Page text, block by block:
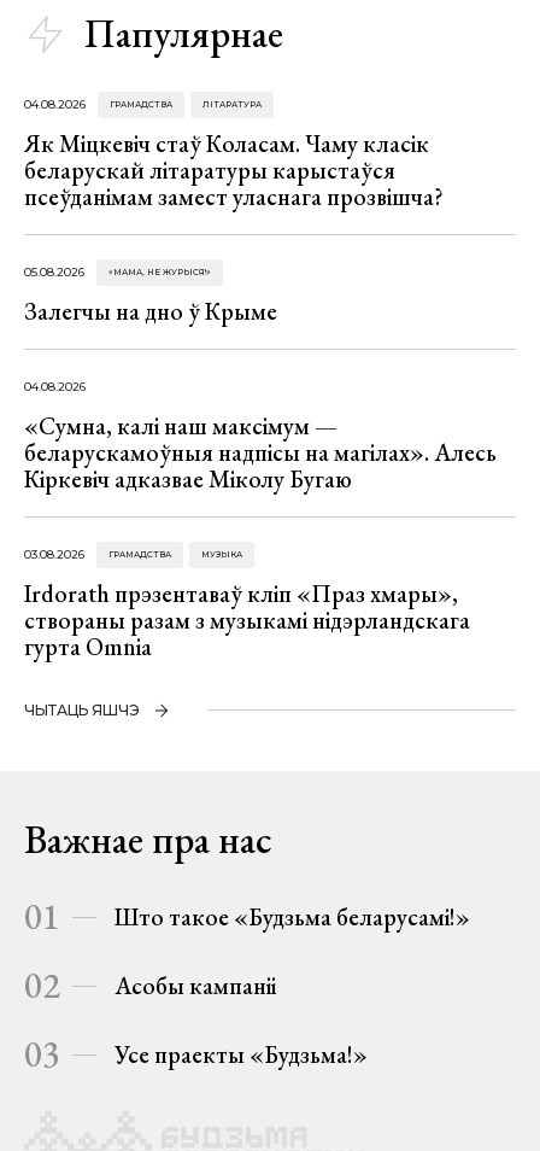
Папулярнае
04.08.2026 ГРАМАДСТВА ЛІТАРАТУРА
Як Міцкевіч стаў Коласам. Чаму класік
беларускай літаратуры карыстаўся
псеўданімам замест уласнага прозвішча?
05.08.2026 «МАМА, НЕ ЖУРЫСЯ!»
Залегчы на дно ў Крыме
04.08.2026
«Сумна, калі наш максімум —
беларускамоўныя надпісы на магілах». Алесь
Кіркевіч адказвае Міколу Бугаю
03.08.2026 ГРАМАДСТВА МУЗЫКА
Irdorath прэзентаваў кліп «Праз хмары»,
створаны разам з музыкамі нідэрландскага
гурта Omnia
ЧЫТАЦЬ ЯШЧЭ
Важнае пра нас
01 Што такое «Будзьма беларусамі!»
02 Асобы кампаніі
03 Усе праекты «Будзьма!»